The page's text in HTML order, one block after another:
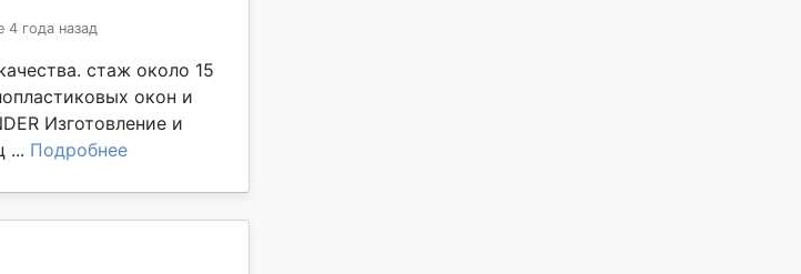
4 года назад
стаж около 15
окон и
Изготовление и
... Подробнее